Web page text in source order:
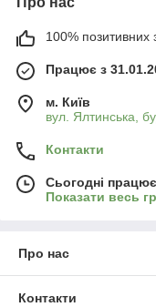
100% позитивних
Працює з
м. Київ
вул. Ялтинська,
Контакти
Сьогодні
Показати весь
Про нас
Контакти